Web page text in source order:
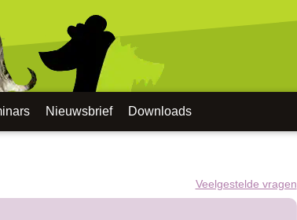
Nieuwsbrief Downloads
Veelgestelde vragen